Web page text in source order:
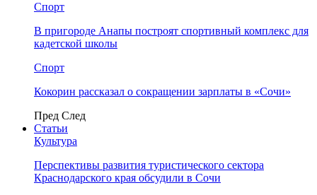
Спорт
В пригороде Анапы построят спортивный комплекс для
кадетской школы
Спорт
Кокорин рассказал о сокращении зарплаты в «Сочи»
Пред След
Статьи
Культура
Перспективы развития туристического сектора
Краснодарского края обсудили в Сочи